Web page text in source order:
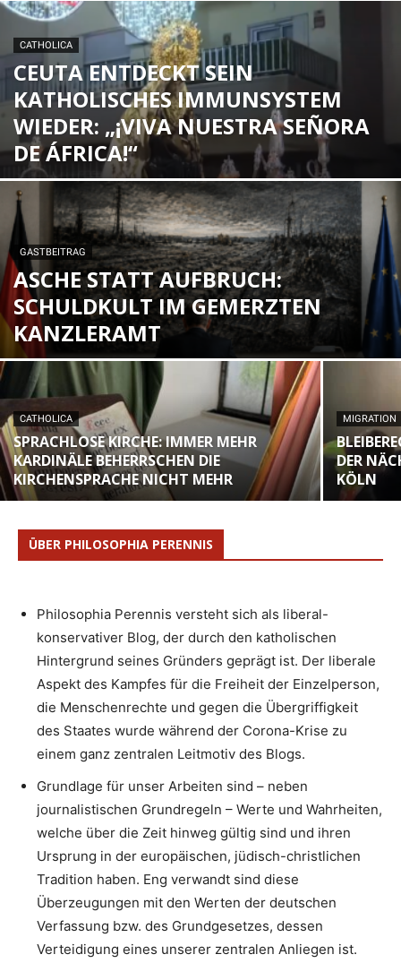
CATHOLICA
CEUTA ENTDECKT SEIN
KATHOLISCHES IMMUNSYSTEM
WIEDER: „¡VIVA NUESTRA SEÑORA
DE ÁFRICA!“
GASTBEITRAG
ASCHE STATT AUFBRUCH:
SCHULDKULT IM GEMERZTEN
KANZLERAMT
CATHOLICA
SPRACHLOSE KIRCHE: IMMER MEHR
KARDINÄLE BEHERRSCHEN DIE
KIRCHENSPRACHE NICHT MEHR
MIGRATION
DER
KÖLN
ÜBER PHILOSOPHIA PERENNIS
Philosophia Perennis versteht sich als liberal-
konservativer Blog, der durch den katholischen
Hintergrund seines Gründers geprägt ist. Der liberale
Aspekt des Kampfes für die Freiheit der Einzelperson,
die Menschenrechte und gegen die Übergriffigkeit
des Staates wurde während der Corona-Krise zu
einem ganz zentralen Leitmotiv des Blogs.
Grundlage für unser Arbeiten sind – neben
journalistischen Grundregeln – Werte und Wahrheiten,
welche über die Zeit hinweg gültig sind und ihren
Ursprung in der europäischen, jüdisch-christlichen
Tradition haben. Eng verwandt sind diese
Überzeugungen mit den Werten der deutschen
Verfassung bzw. des Grundgesetzes, dessen
Verteidigung eines unserer zentralen Anliegen ist.